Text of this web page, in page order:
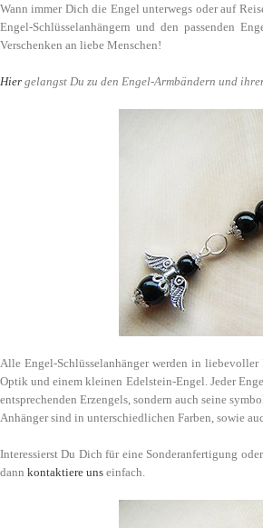
Wann immer Dich die Engel unterwegs oder auf
Engel-Schlüsselanhängern und den passenden
Verschenken an liebe Menschen!
Hier gelangst Du zu den Engel-Armbändern und
Alle Engel-Schlüsselanhänger werden in
Optik und einem kleinen Edelstein-Engel. Jeder
entsprechenden Erzengels, sondern auch seine
Anhänger sind in unterschiedlichen Farben, sowie
Interessierst Du Dich für eine Sonderanfertigung
dann kontaktiere uns einfach.